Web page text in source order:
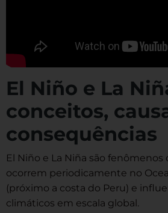
El Niño e La
conceitos,
consequências
El Niño e La Niña são
ocorrem periodicamente no
(próximo a costa do Peru) e
climáticos em escala global.